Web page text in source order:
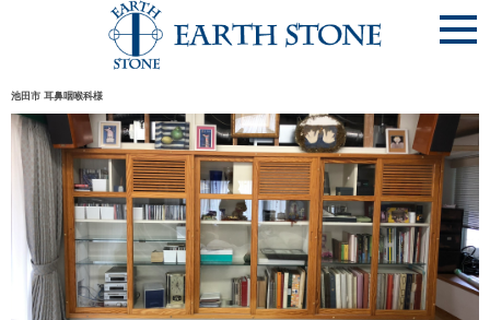
池田市 耳鼻咽喉科様
池田市 耳鼻咽喉科様